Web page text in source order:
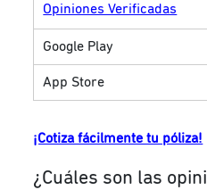
Opiniones Verificadas
Google Play
App Store
¡Cotiza fácilmente tu póliza!
¿Cuáles son las